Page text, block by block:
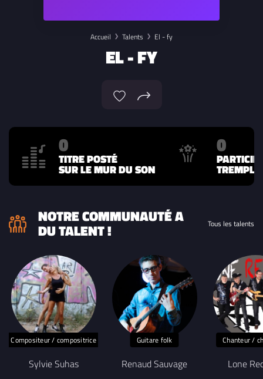
Accueil Talents El - fy
EL - FY
0
TITRE POSTÉ
SUR LE MUR DU SON
0
NOTRE COMMUNAUTÉ A
DU TALENT ! Tous les talents
Compositeur / compositrice
Sylvie Suhas
Guitare folk
Renaud Sauvage
Chanteur /
Lone